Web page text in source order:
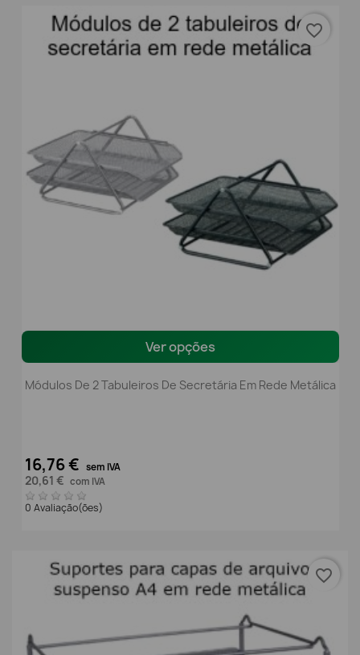
Ver opções
Módulos De 2 Tabuleiros De Secretária Em Rede Metálica
16,76 € sem IVA
20,61 € com IVA
0 Avaliação(ões)
favorite_border
favorite_border